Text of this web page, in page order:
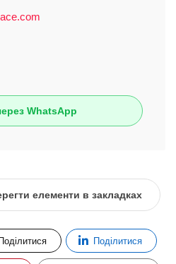
WhatsApp
елементи в закладках
Поділитися Поділитися